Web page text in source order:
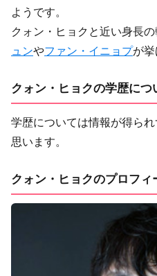
ようです。
クォン・ヒョクと近い身長の
ュンやファン・イニョプが挙
クォン・ヒョクの学歴につ
学歴については情報が得ら
思います。
クォン・ヒョクのプロフィ